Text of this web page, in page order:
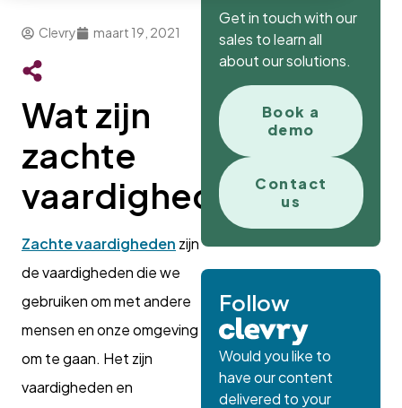
Clevry maart 19, 2021
Wat zijn
zachte
vaardigheden?
Zachte vaardigheden zijn
de vaardigheden die we
gebruiken om met andere
mensen en onze omgeving
om te gaan. Het zijn
vaardigheden en
Get in touch with our
sales to learn all
about our solutions.
Book a
demo
Contact
us
Follow
Would you like to
have our content
delivered to your